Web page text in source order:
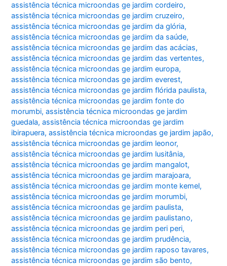
assistência técnica microondas ge jardim cordeiro,
assistência técnica microondas ge jardim cruzeiro,
assistência técnica microondas ge jardim da glória,
assistência técnica microondas ge jardim da saúde,
assistência técnica microondas ge jardim das acácias,
assistência técnica microondas ge jardim das vertentes,
assistência técnica microondas ge jardim europa,
assistência técnica microondas ge jardim everest,
assistência técnica microondas ge jardim flórida paulista,
assistência técnica microondas ge jardim fonte do
morumbi,assistência técnica microondas ge jardim
guedala,assistência técnica microondas ge jardim
ibirapuera,assistência técnica microondas ge jardim japão,
assistência técnica microondas ge jardim leonor,
assistência técnica microondas ge jardim lusitânia,
assistência técnica microondas ge jardim mangalot,
assistência técnica microondas ge jardim marajoara,
assistência técnica microondas ge jardim monte kemel,
assistência técnica microondas ge jardim morumbi,
assistência técnica microondas ge jardim paulista,
assistência técnica microondas ge jardim paulistano,
assistência técnica microondas ge jardim peri peri,
assistência técnica microondas ge jardim prudência,
assistência técnica microondas ge jardim raposo tavares,
assistência técnica microondas ge jardim são bento,